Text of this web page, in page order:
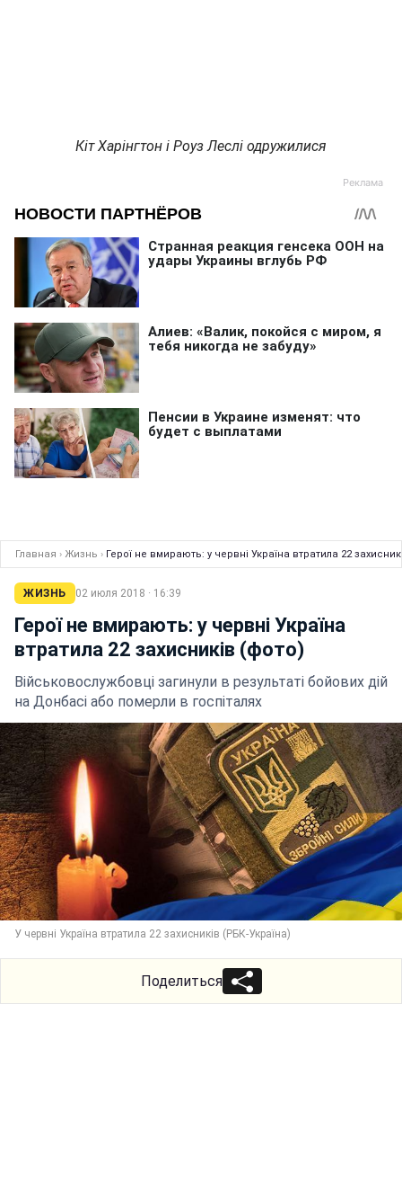
Кіт Харінгтон і Роуз Леслі одружилися
Главная › Жизнь › Герої не вмирають: у червні Україна втратила 22
ЖИЗНЬ 02 июля 2018 · 16:39
Герої не вмирають: у червні Україна
втратила 22 захисників (фото)
Військовослужбовці загинули в результаті бойових дій
на Донбасі або померли в госпіталях
У червні Україна втратила 22 захисників (РБК-Україна)
Поделиться